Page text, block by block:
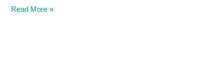
Read More »